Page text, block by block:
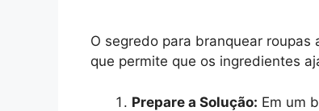
O segredo para branquear
que permite que os ingredientes
Prepare a Solução: Em um